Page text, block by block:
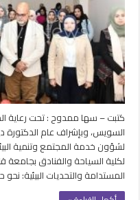
كتبت – سها ممدوح : تحت رعاية
السويس، وبإشراف عام الدكتورة
لشؤون خدمة المجتمع وتنمية
لكلية السياحة والفنادق
المستدامة والتحديات البيئية: